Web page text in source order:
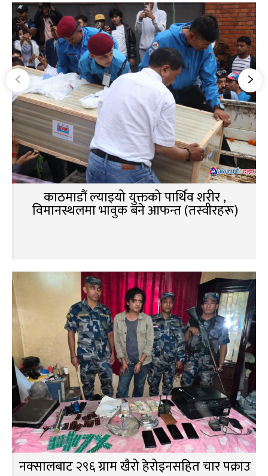
काठमाडौं ल्याइयो युक्तको पार्थिव शरीर ,
विमानस्थलमा भावुक बने आफन्त (तस्वीरहरू)
नक्सालबाट २९६ ग्राम खैरो हेरोइनसहित चार पक्राउ